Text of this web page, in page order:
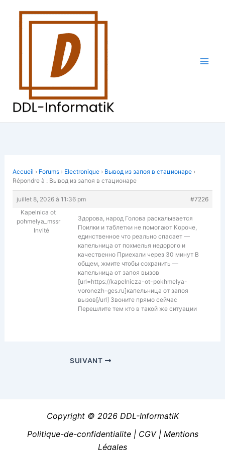
Accueil › Forums › Electronique › Вывод из запоя в стационаре ›
Répondre à : Вывод из запоя в стационаре
juillet 8, 2026 à 11:36 pm
#7226
Kapelnica ot
pohmelya_mssr
Invité
Здорова, народ Голова раскалывается
Поилки и таблетки не помогают Короче,
единственное что реально спасает —
капельница от похмелья недорого и
качественно Приехали через 30 минут В
общем, жмите чтобы сохранить —
капельница от запоя вызов
[url=https://kapelnicza-ot-pokhmelya-
voronezh-ges.ru]капельница от запоя
вызов[/url] Звоните прямо сейчас
Перешлите тем кто в такой же ситуации
SUIVANT
Copyright © 2026 DDL-InformatiK
Politique-de-confidentialite | CGV | Mentions
Légales